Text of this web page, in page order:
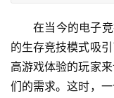
在当今的电子
的生存竞技模式吸
高游戏体验的玩家
们的需求。这时，